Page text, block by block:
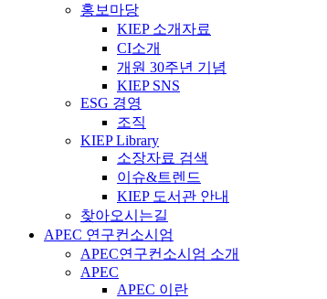
홍보마당
KIEP 소개자료
CI소개
개원 30주년 기념
KIEP SNS
ESG 경영
조직
KIEP Library
소장자료 검색
이슈&트렌드
KIEP 도서관 안내
찾아오시는길
APEC 연구컨소시엄
APEC연구컨소시엄 소개
APEC
APEC 이란